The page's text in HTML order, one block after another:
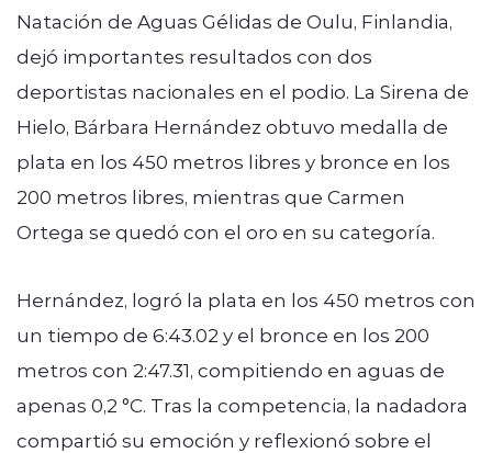
Natación de Aguas Gélidas de Oulu, Finlandia,
dejó importantes resultados con dos
deportistas nacionales en el podio. La Sirena de
Hielo, Bárbara Hernández obtuvo medalla de
plata en los 450 metros libres y bronce en los
200 metros libres, mientras que Carmen
Ortega se quedó con el oro en su categoría.
Hernández, logró la plata en los 450 metros con
un tiempo de 6:43.02 y el bronce en los 200
metros con 2:47.31, compitiendo en aguas de
apenas 0,2 °C. Tras la competencia, la nadadora
compartió su emoción y reflexionó sobre el